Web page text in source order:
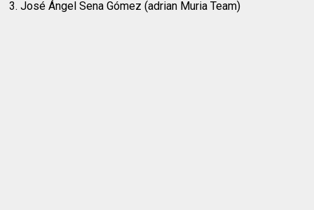
3. José Ángel Sena Gómez (adrian Muria Team)